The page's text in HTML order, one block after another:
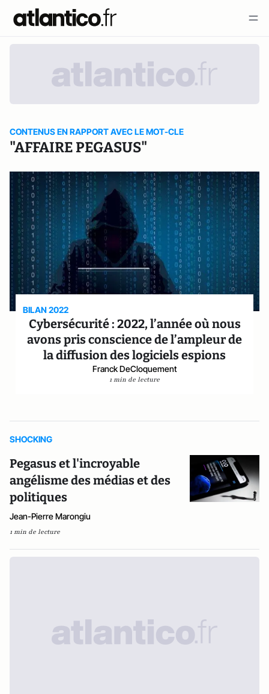
CONTENUS EN RAPPORT AVEC LE MOT-CLE
"AFFAIRE PEGASUS"
BILAN 2022
Cybersécurité : 2022, l’année où nous
avons pris conscience de l’ampleur de
la diffusion des logiciels espions
Franck DeCloquement
1 min de lecture
SHOCKING
Pegasus et l'incroyable
angélisme des médias et des
politiques
Jean-Pierre Marongiu
1 min de lecture